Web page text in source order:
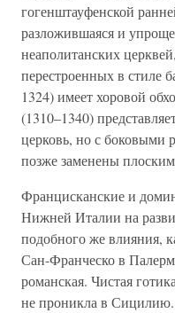
гогенштауфенской
разложившаяся и
неаполитанских
перестроенных в стиле
1324) имеет хоровой
(1310–1340)
церковь, но с боковыми
позже заменены
Францисканские и
Нижней Италии на
подобного же влияния,
Сан-Франческо в
романская. Чистая
не проникла в Сицилию.